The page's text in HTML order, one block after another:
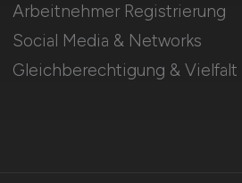
Arbeitnehmer Registrierung
Social Media & Networks
Gleichberechtigung & Vielfalt